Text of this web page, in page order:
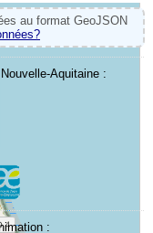
au format GeoJSON
Aquitaine :
: